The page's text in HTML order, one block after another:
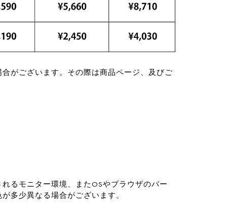
がございます。その際は商品ページ、及びご
るモニター環境、またOSやブラウザのバー
多少異なる場合がございます。